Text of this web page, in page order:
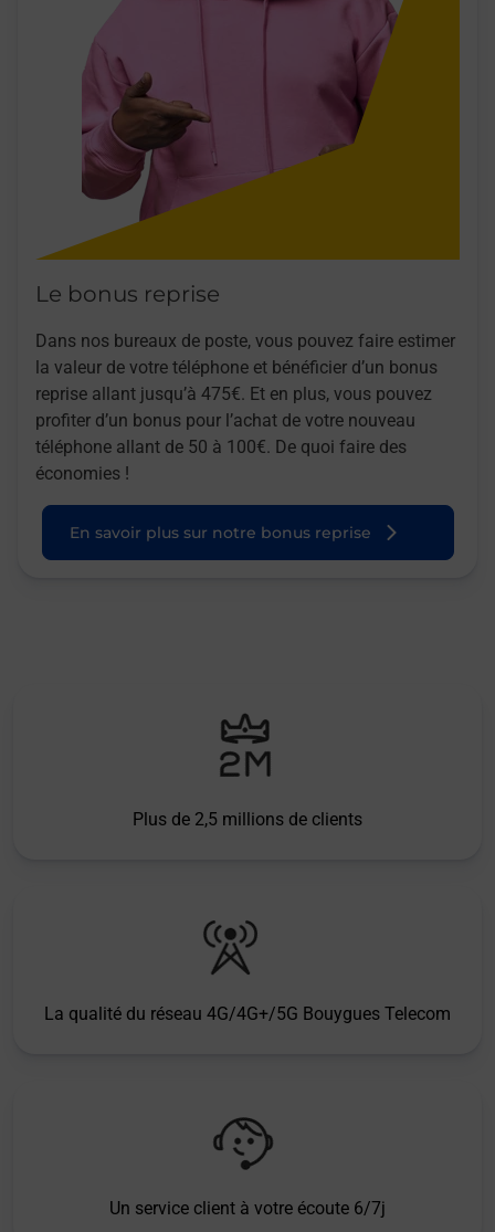
Le bonus reprise
Dans nos bureaux de poste, vous pouvez faire estimer
la valeur de votre téléphone et bénéficier d’un bonus
reprise allant jusqu’à 475€. Et en plus, vous pouvez
profiter d’un bonus pour l’achat de votre nouveau
téléphone allant de 50 à 100€. De quoi faire des
économies !
En savoir plus sur notre bonus reprise
Plus de 2,5 millions de clients
La qualité du réseau 4G/4G+/5G Bouygues Telecom
Un service client à votre écoute 6/7j